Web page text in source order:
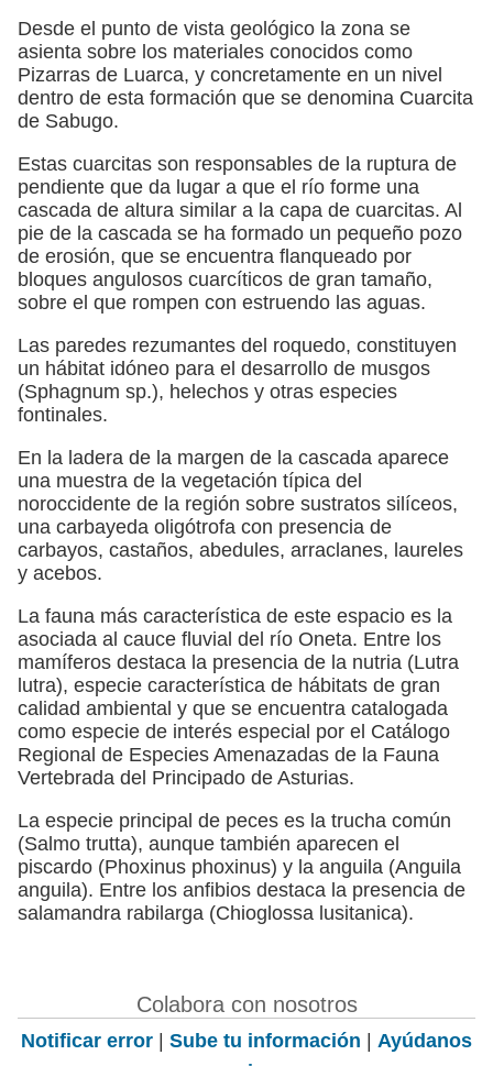
Desde el punto de vista geológico la zona se
asienta sobre los materiales conocidos como
Pizarras de Luarca, y concretamente en un nivel
dentro de esta formación que se denomina Cuarcita
de Sabugo.
Estas cuarcitas son responsables de la ruptura de
pendiente que da lugar a que el río forme una
cascada de altura similar a la capa de cuarcitas. Al
pie de la cascada se ha formado un pequeño pozo
de erosión, que se encuentra flanqueado por
bloques angulosos cuarcíticos de gran tamaño,
sobre el que rompen con estruendo las aguas.
Las paredes rezumantes del roquedo, constituyen
un hábitat idóneo para el desarrollo de musgos
(Sphagnum sp.), helechos y otras especies
fontinales.
En la ladera de la margen de la cascada aparece
una muestra de la vegetación típica del
noroccidente de la región sobre sustratos silíceos,
una carbayeda oligótrofa con presencia de
carbayos, castaños, abedules, arraclanes, laureles
y acebos.
La fauna más característica de este espacio es la
asociada al cauce fluvial del río Oneta. Entre los
mamíferos destaca la presencia de la nutria (Lutra
lutra), especie característica de hábitats de gran
calidad ambiental y que se encuentra catalogada
como especie de interés especial por el Catálogo
Regional de Especies Amenazadas de la Fauna
Vertebrada del Principado de Asturias.
La especie principal de peces es la trucha común
(Salmo trutta), aunque también aparecen el
piscardo (Phoxinus phoxinus) y la anguila (Anguila
anguila). Entre los anfibios destaca la presencia de
salamandra rabilarga (Chioglossa lusitanica).
Colabora con nosotros
Notificar error | Sube tu información | Ayúdanos